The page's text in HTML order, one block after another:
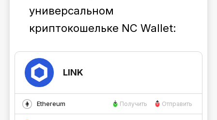
универсальном
криптокошельке NC Wallet:
LINK
Ethereum Получить Отправить